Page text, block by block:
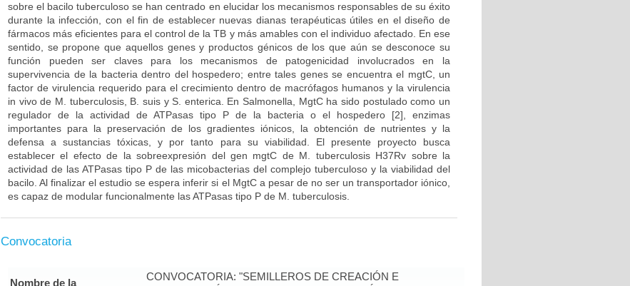
sobre el bacilo tuberculoso se han centrado en elucidar los mecanismos responsables de su éxito
durante la infección, con el fin de establecer nuevas dianas terapéuticas útiles en el diseño de
fármacos más eficientes para el control de la TB y más amables con el individuo afectado. En ese
sentido, se propone que aquellos genes y productos génicos de los que aún se desconoce su
función pueden ser claves para los mecanismos de patogenicidad involucrados en la
supervivencia de la bacteria dentro del hospedero; entre tales genes se encuentra el mgtC, un
factor de virulencia requerido para el crecimiento dentro de macrófagos humanos y la virulencia
in vivo de M. tuberculosis, B. suis y S. enterica. En Salmonella, MgtC ha sido postulado como un
regulador de la actividad de ATPasas tipo P de la bacteria o el hospedero [2], enzimas
importantes para la preservación de los gradientes iónicos, la obtención de nutrientes y la
defensa a sustancias tóxicas, y por tanto para su viabilidad. El presente proyecto busca
establecer el efecto de la sobreexpresión del gen mgtC de M. tuberculosis H37Rv sobre la
actividad de las ATPasas tipo P de las micobacterias del complejo tuberculoso y la viabilidad del
bacilo. Al finalizar el estudio se espera inferir si el MgtC a pesar de no ser un transportador iónico,
es capaz de modular funcionalmente las ATPasas tipo P de M. tuberculosis.
Convocatoria
Nombre de la
CONVOCATORIA: "SEMILLEROS DE CREACIÓN E